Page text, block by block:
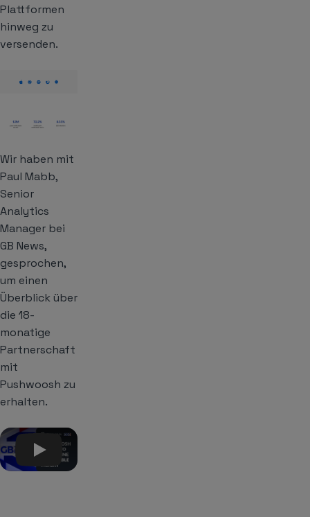
Plattformen
hinweg zu
versenden.
Wir haben mit
Paul Mabb,
Senior
Analytics
Manager bei
GB News,
gesprochen,
um einen
Überblick über
die 18-
monatige
Partnerschaft
mit
Pushwoosh zu
erhalten.
Play